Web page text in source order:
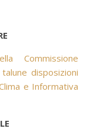
Commissione
disposizioni
e Informativa